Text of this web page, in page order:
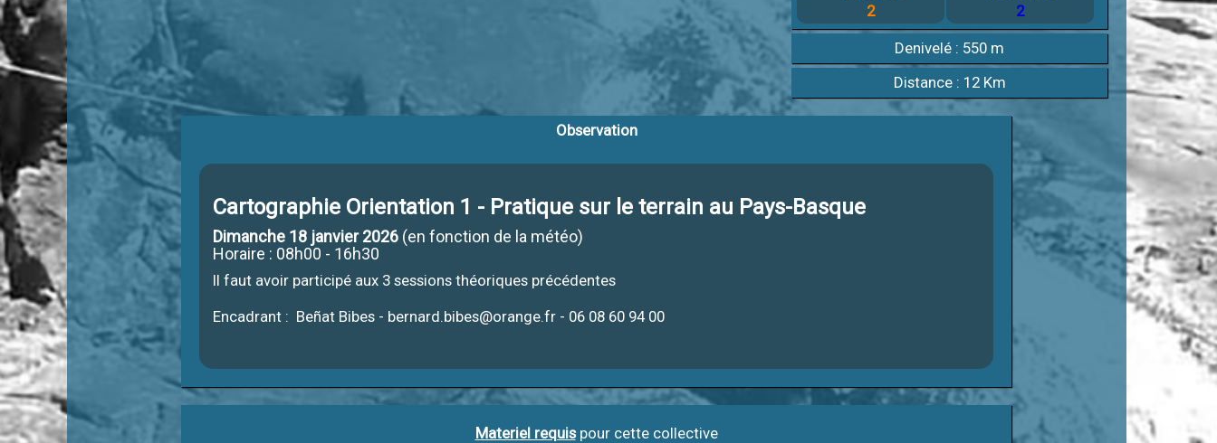
2
2
Denivelé : 550 m
Distance : 12 Km
Observation
Cartographie Orientation 1 - Pratique sur le terrain au Pays-Basque
Dimanche 18 janvier 2026 (en fonction de la météo)
Horaire : 08h00 - 16h30
Il faut avoir participé aux 3 sessions théoriques précédentes
Encadrant : Beñat Bibes - bernard.bibes@orange.fr - 06 08 60 94 00
Materiel requispour cette collective